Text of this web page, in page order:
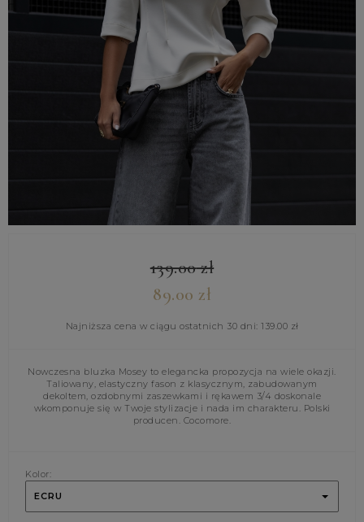
139.00zł
89.00 zł
Najniższa cena w ciągu ostatnich 30 dni: 139.00 zł
Nowczesna bluzka Mosey to elegancka propozycja na wiele okazji.
Taliowany, elastyczny fason z klasycznym, zabudowanym
dekoltem, ozdobnymi zaszewkami i rękawem 3/4 doskonale
wkomponuje się w Twoje stylizacje i nada im charakteru. Polski
producen. Cocomore.
Kolor:
ECRU